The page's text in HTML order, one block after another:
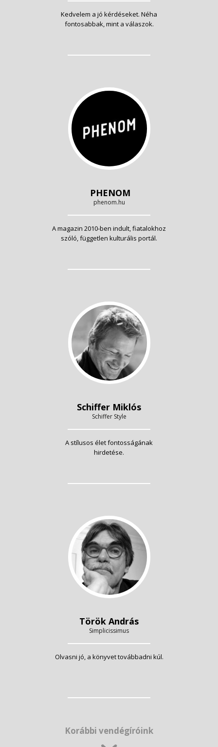
Kedvelem a jó kérdéseket. Néha
fontosabbak, mint a válaszok.
PHENOM
phenom.hu
A magazin 2010-ben indult, fiatalokhoz
szóló, független kulturális portál.
Schiffer Miklós
Schiffer Style
A stílusos élet fontosságának
hirdetése.
Török András
Simplicissimus
Olvasni jó, a könyvet továbbadni kúl.
Korábbi vendégíróink